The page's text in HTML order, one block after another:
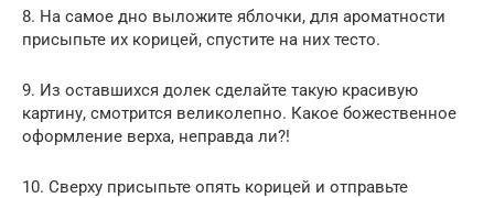
8. На самое дно выложите яблочки, для ароматности
присыпьте их корицей, спустите на них тесто.
9. Из оставшихся долек сделайте такую красивую
картину, смотрится великолепно. Какое божественное
оформление верха, неправда ли?!
10. Сверху присыпьте опять корицей и отправьте